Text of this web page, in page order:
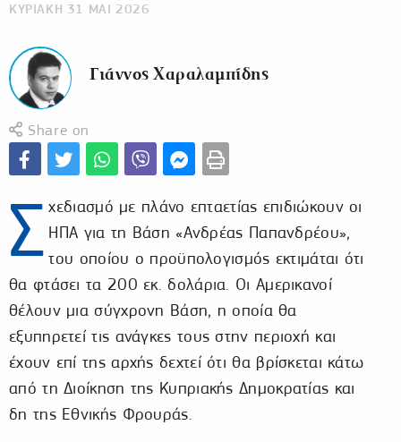
ΚΥΡΙΑΚΗ 31 ΜΑΙ 2026
Γιάννος Χαραλαμπίδης
Share on
Σ χεδιασμό με πλάνο επταετίας επιδιώκουν οι
ΗΠΑ για τη Βάση «Ανδρέας Παπανδρέου»,
του οποίου ο προϋπολογισμός εκτιμάται ότι
θα φτάσει τα 200 εκ. δολάρια. Οι Αμερικανοί
θέλουν μια σύγχρονη Βάση, η οποία θα
εξυπηρετεί τις ανάγκες τους στην περιοχή και
έχουν επί της αρχής δεχτεί ότι θα βρίσκεται κάτω
από τη Διοίκηση της Κυπριακής Δημοκρατίας και
δη της Εθνικής Φρουράς.